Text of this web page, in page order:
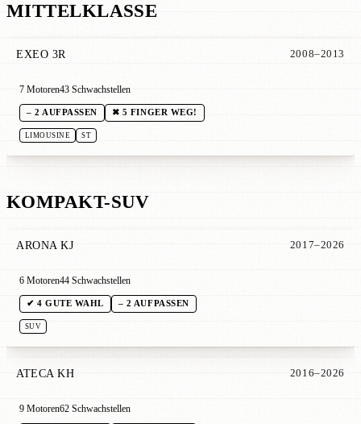
MITTELKLASSE
EXEO 3R 2008–2013
7 Motoren43 Schwachstellen
– 2 AUFPASSEN ✖ 5 FINGER WEG!
LIMOUSINE ST
KOMPAKT-SUV
ARONA KJ 2017–2026
6 Motoren44 Schwachstellen
✔ 4 GUTE WAHL – 2 AUFPASSEN
SUV
ATECA KH 2016–2026
9 Motoren62 Schwachstellen